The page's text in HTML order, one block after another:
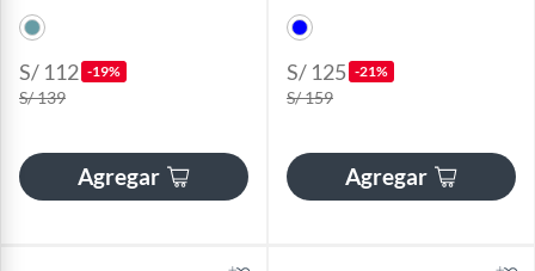
S/ 112 -19%
S/ 139
Agregar
S/ 125 -21%
S/ 159
Agregar